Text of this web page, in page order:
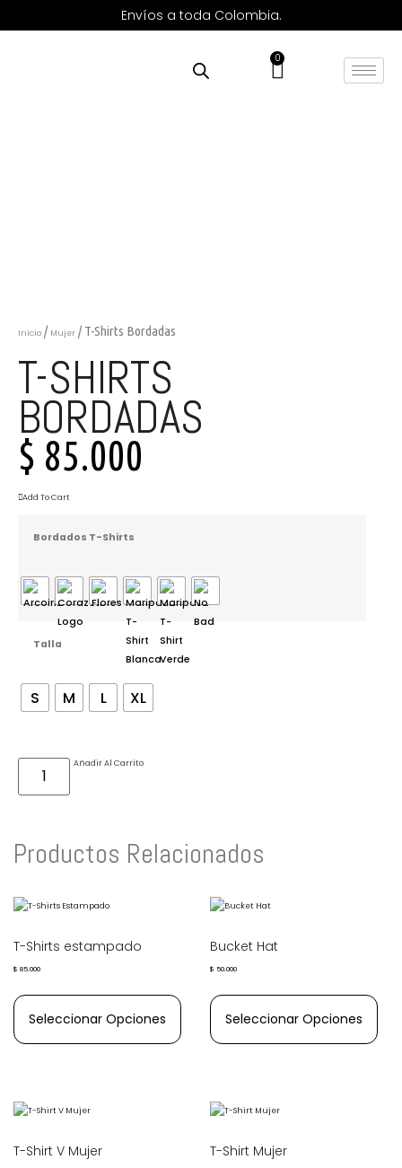
Envíos a toda Colombia.
0
Inicio / Mujer / T-Shirts Bordadas
T-SHIRTS
BORDADAS
$ 85.000
Add To Cart
Bordados T-Shirts
Talla
S M L XL
Añadir Al Carrito
Productos Relacionados
T-Shirts estampado
$ 85.000
Seleccionar Opciones
Bucket Hat
$ 50.000
Seleccionar Opciones
T-Shirt V Mujer T-Shirt Mujer